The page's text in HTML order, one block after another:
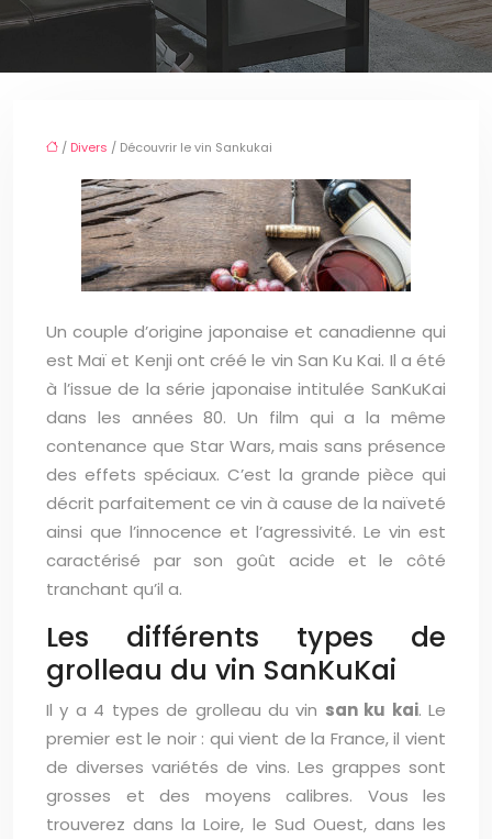
/ Divers / Découvrir le vin Sankukai
Un couple d’origine japonaise et canadienne qui
est Maï et Kenji ont créé le vin San Ku Kai. Il a été
à l’issue de la série japonaise intitulée SanKuKai
dans les années 80. Un film qui a la même
contenance que Star Wars, mais sans présence
des effets spéciaux. C’est la grande pièce qui
décrit parfaitement ce vin à cause de la naïveté
ainsi que l’innocence et l’agressivité. Le vin est
caractérisé par son goût acide et le côté
tranchant qu’il a.
Les différents types de
grolleau du vin SanKuKai
Il y a 4 types de grolleau du vin san ku kai. Le
premier est le noir : qui vient de la France, il vient
de diverses variétés de vins. Les grappes sont
grosses et des moyens calibres. Vous les
trouverez dans la Loire, le Sud Ouest, dans les